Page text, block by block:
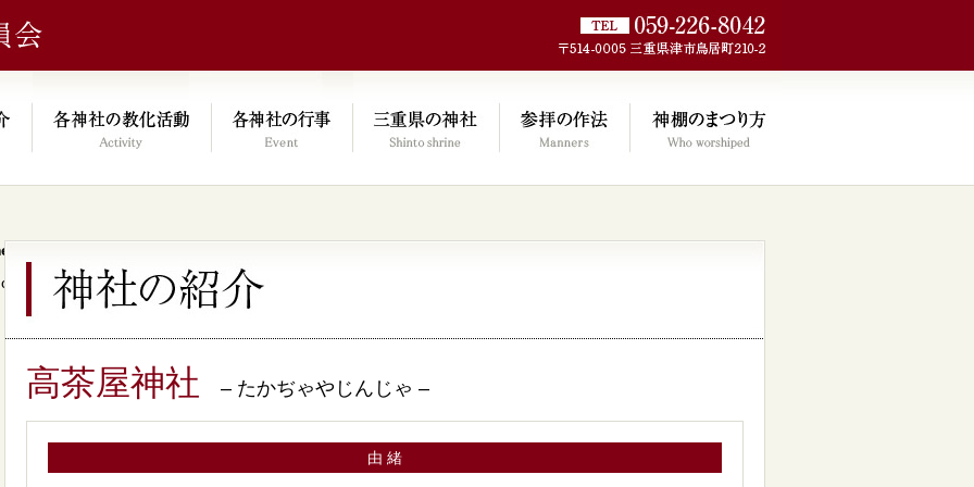
xs046278/mie-jinjacho.or.jp/public_html/kyoka.mie-jinjacho.or.jp/wp/wp-
line
64
高茶屋神社 – たかぢゃやじんじゃ –
由 緒